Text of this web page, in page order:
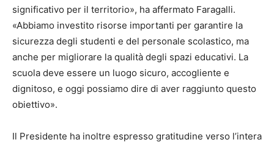
significativo per il territorio», ha affermato Faragalli.
«Abbiamo investito risorse importanti per garantire la
sicurezza degli studenti e del personale scolastico, ma
anche per migliorare la qualità degli spazi educativi. La
scuola deve essere un luogo sicuro, accogliente e
dignitoso, e oggi possiamo dire di aver raggiunto questo
obiettivo».
Il Presidente ha inoltre espresso gratitudine verso l’intera